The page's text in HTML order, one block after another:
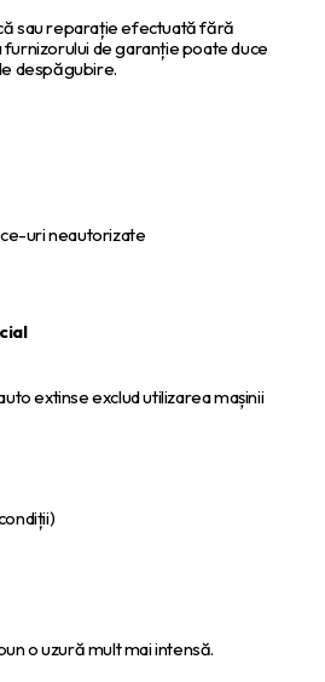
sau reparație efectuată fără
de garanție poate duce
despăgubire.
uri neautorizate
extinse exclud utilizarea mașinii
o uzură mult mai intensă.